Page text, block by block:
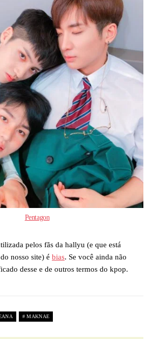
Pentagon
pelos fãs da hallyu (e que está
nosso site) é bias. Se você ainda não
desse e de outros termos do kpop.
MAKNAE